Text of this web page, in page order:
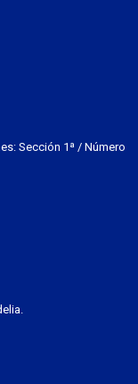
Sección 1ª / Número